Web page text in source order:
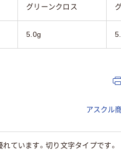
グリーンクロス
5.0g
アスクル
ています。切り文字タイプです。